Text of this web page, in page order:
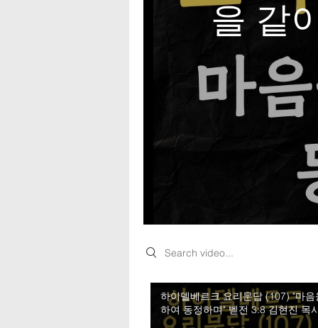
을 같
Search videos
하이델베르크 요리문답 (107) "마음
하여 동정하며" 벧전 3:8 김현진 목